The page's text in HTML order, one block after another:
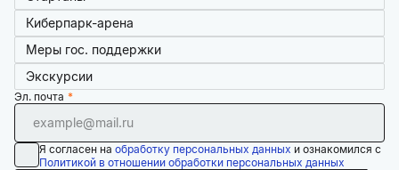
Киберпарк-арена
Меры гос. поддержки
Экскурсии
Эл. почта
Я согласен на обработку персональных данных и ознакомился с
Политикой в отношении обработки персональных данных